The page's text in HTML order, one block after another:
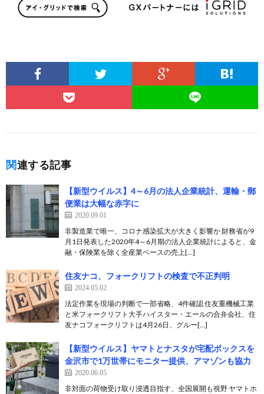
関連する記事
【新型ウイルス】4～6月の法人企業統計、運輸・郵
便業は大幅な赤字に
2020.09.01
非製造業で唯一、コロナ感染拡大が大きく影響か 財務省が9
月1日発表した2020年4～6月期の法人企業統計によると、金
融・保険業を除く全産業ベースの売上[…]
住友ナコ、フォークリフトの検査で不正判明
2024.05.02
法定作業を現場の判断で一部省略、4件確認 住友重機械工業
と米フォークリフト大手ハイスター・エールの合弁会社、住
友ナコフォークリフトは4月26日、グルー[…]
【新型ウイルス】ヤマトとナスタが宅配ボックスを
金沢市で1万世帯にモニター提供、アマゾンも協力
2020.06.05
非対面の荷物受け取り浸透目指す、全国展開も視野 ヤマトホ